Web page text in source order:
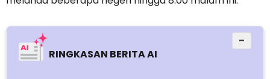
RINGKASAN BERITA AI
−